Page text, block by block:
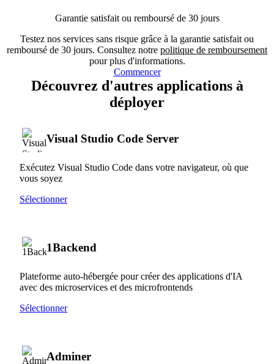
Garantie satisfait ou remboursé de 30 jours
Testez nos services sans risque grâce à la garantie satisfait ou
remboursé de 30 jours. Consultez notre politique de remboursement
pour plus d'informations.
Commencer
Découvrez d'autres applications à
déployer
Visual Studio Code Server
Exécutez Visual Studio Code dans votre navigateur, où que
vous soyez
Sélectionner
1Backend
Plateforme auto-hébergée pour créer des applications d'IA
avec des microservices et des microfrontends
Sélectionner
Adminer